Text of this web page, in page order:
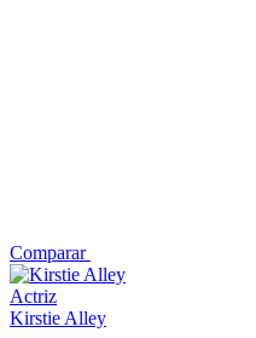
Comparar
Actriz
Kirstie Alley